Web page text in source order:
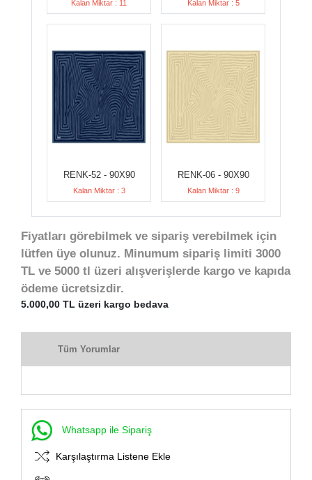
Kalan Miktar : 11 Kalan Miktar : 5
RENK-52 - 90X90
Kalan Miktar : 3
RENK-06 - 90X90
Kalan Miktar : 9
Fiyatları görebilmek ve sipariş verebilmek için
lütfen üye olunuz. Minumum sipariş limiti 3000
TL ve 5000 tl üzeri alışverişlerde kargo ve kapıda
ödeme ücretsizdir.
5.000,00 TL üzeri kargo bedava
Tüm Yorumlar
Whatsapp ile Sipariş
Karşılaştırma Listene Ekle